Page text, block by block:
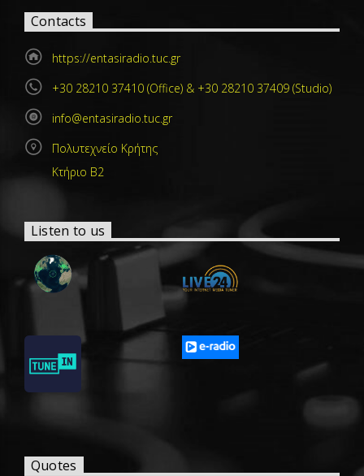
Contacts
https://entasiradio.tuc.gr
+30 28210 37410 (Office) & +30 28210 37409 (Studio)
info@entasiradio.tuc.gr
Πολυτεχνείο Κρήτης
Κτήριο Β2
Listen to us
Quotes